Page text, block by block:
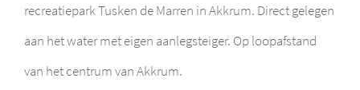
recreatiepark Tusken de Marren in Akkrum. Direct gelegen
aan het water met eigen aanlegsteiger. Op loopafstand
van het centrum van Akkrum.